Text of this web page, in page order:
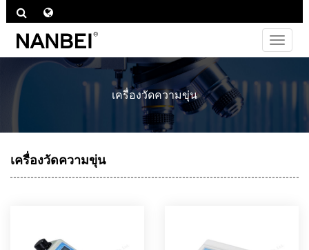
ไม่
ต้อง
ช่อง
เครื่องวัดความขุ่น
เครื่องวัดความขุ่น